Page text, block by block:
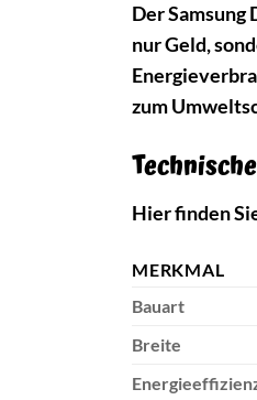
Der
nur Geld,
zum
Hier finden
MERKMAL
Bauart
Breite